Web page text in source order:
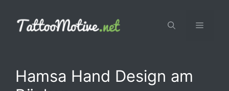
Inhalt
springen
Menü
Hamsa Hand Design am